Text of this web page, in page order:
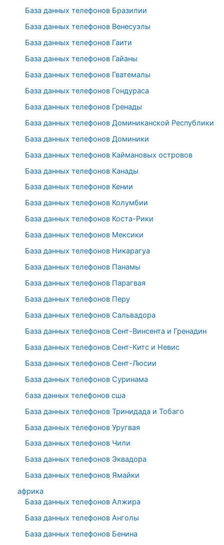
База данных телефонов Бразилии
База данных телефонов Венесуэлы
База данных телефонов Гаити
База данных телефонов Гайаны
База данных телефонов Гватемалы
База данных телефонов Гондураса
База данных телефонов Гренады
База данных телефонов Доминиканской Республики
База данных телефонов Доминики
База данных телефонов Каймановых островов
База данных телефонов Канады
База данных телефонов Кении
База данных телефонов Колумбии
База данных телефонов Коста-Рики
База данных телефонов Мексики
База данных телефонов Никарагуа
База данных телефонов Панамы
База данных телефонов Парагвая
База данных телефонов Перу
База данных телефонов Сальвадора
База данных телефонов Сент-Винсента и Гренадин
База данных телефонов Сент-Китс и Невис
База данных телефонов Сент-Люсии
База данных телефонов Суринама
база данных телефонов сша
База данных телефонов Тринидада и Тобаго
База данных телефонов Уругвая
База данных телефонов Чили
База данных телефонов Эквадора
База данных телефонов Ямайки
африка
База данных телефонов Алжира
База данных телефонов Анголы
База данных телефонов Бенина